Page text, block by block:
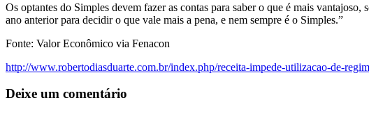
Os optantes do Simples devem fazer as contas para saber o que é mais
ano anterior para decidir o que vale mais a pena, e nem sempre é o Simples.”
Fonte: Valor Econômico via Fenacon
http://www.robertodiasduarte.com.br/index.php/receita-impede-utilizacao-de-
Deixe um comentário